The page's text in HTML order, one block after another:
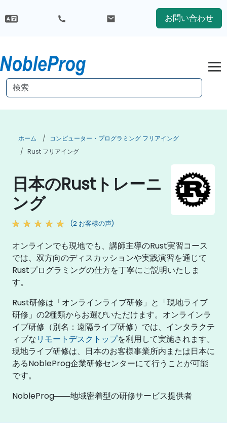
お問い合わせ
ホーム
コンピューター・プログラミング フリアイング
Rust フリアイング
日本のRustトレーニ
ング
(2 お客様の声)
オンラインでも現地でも、講師主導のRust実習コース
では、双方向のディスカッションや実践演習を通じて
Rustプログラミングの仕方を丁寧にご説明いたしま
す。
Rust研修は「オンラインライブ研修」と「現地ライブ
研修」の2種類からお選びいただけます。オンラインラ
イブ研修（別名：遠隔ライブ研修）では、インタラクテ
ィブなリモートデスクトップを利用して実施されます。
現地ライブ研修は、日本のお客様事業所内または日本に
あるNobleProg企業研修センターにて行うことが可能
です。
NobleProg――地域密着型の研修サービス提供者